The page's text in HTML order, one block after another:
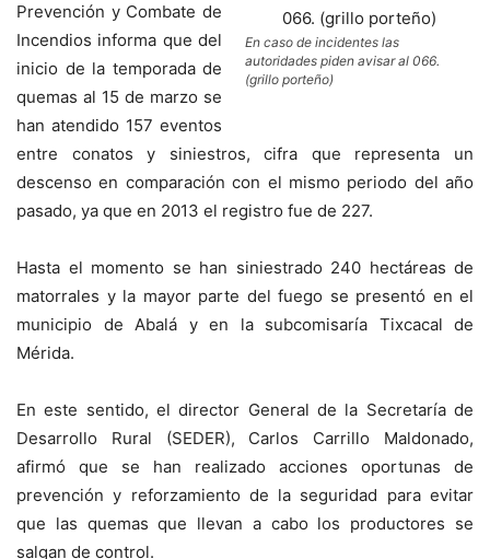
En caso de incidentes las
autoridades piden avisar al 066.
(grillo porteño)
Prevención y Combate de
Incendios informa que del
inicio de la temporada de
quemas al 15 de marzo se
han atendido 157 eventos
entre conatos y siniestros, cifra que representa un
descenso en comparación con el mismo periodo del año
pasado, ya que en 2013 el registro fue de 227.
Hasta el momento se han siniestrado 240 hectáreas de
matorrales y la mayor parte del fuego se presentó en el
municipio de Abalá y en la subcomisaría Tixcacal de
Mérida.
En este sentido, el director General de la Secretaría de
Desarrollo Rural (SEDER), Carlos Carrillo Maldonado,
afirmó que se han realizado acciones oportunas de
prevención y reforzamiento de la seguridad para evitar
que las quemas que llevan a cabo los productores se
salgan de control.